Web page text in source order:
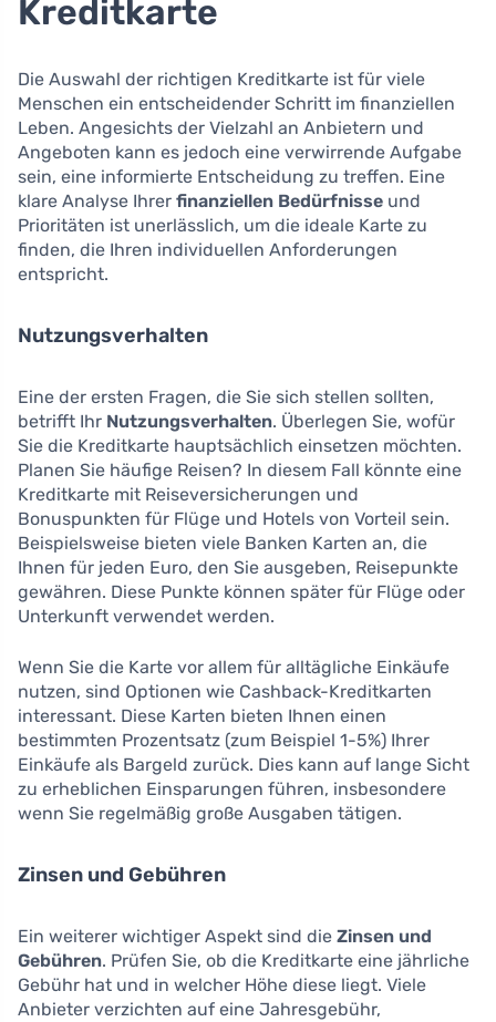
Kreditkarte
Die Auswahl der richtigen Kreditkarte ist für viele
Menschen ein entscheidender Schritt im finanziellen
Leben. Angesichts der Vielzahl an Anbietern und
Angeboten kann es jedoch eine verwirrende Aufgabe
sein, eine informierte Entscheidung zu treffen. Eine
klare Analyse Ihrer finanziellen Bedürfnisse und
Prioritäten ist unerlässlich, um die ideale Karte zu
finden, die Ihren individuellen Anforderungen
entspricht.
Nutzungsverhalten
Eine der ersten Fragen, die Sie sich stellen sollten,
betrifft Ihr Nutzungsverhalten. Überlegen Sie, wofür
Sie die Kreditkarte hauptsächlich einsetzen möchten.
Planen Sie häufige Reisen? In diesem Fall könnte eine
Kreditkarte mit Reiseversicherungen und
Bonuspunkten für Flüge und Hotels von Vorteil sein.
Beispielsweise bieten viele Banken Karten an, die
Ihnen für jeden Euro, den Sie ausgeben, Reisepunkte
gewähren. Diese Punkte können später für Flüge oder
Unterkunft verwendet werden.
Wenn Sie die Karte vor allem für alltägliche Einkäufe
nutzen, sind Optionen wie Cashback-Kreditkarten
interessant. Diese Karten bieten Ihnen einen
bestimmten Prozentsatz (zum Beispiel 1-5%) Ihrer
Einkäufe als Bargeld zurück. Dies kann auf lange Sicht
zu erheblichen Einsparungen führen, insbesondere
wenn Sie regelmäßig große Ausgaben tätigen.
Zinsen und Gebühren
Ein weiterer wichtiger Aspekt sind die Zinsen und
Gebühren. Prüfen Sie, ob die Kreditkarte eine jährliche
Gebühr hat und in welcher Höhe diese liegt. Viele
Anbieter verzichten auf eine Jahresgebühr,